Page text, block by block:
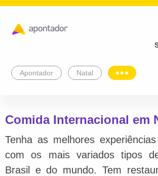
Apontador Natal
Comida Internacional em
Tenha as melhores
com os mais variados tipos
Brasil e do mundo. Tem